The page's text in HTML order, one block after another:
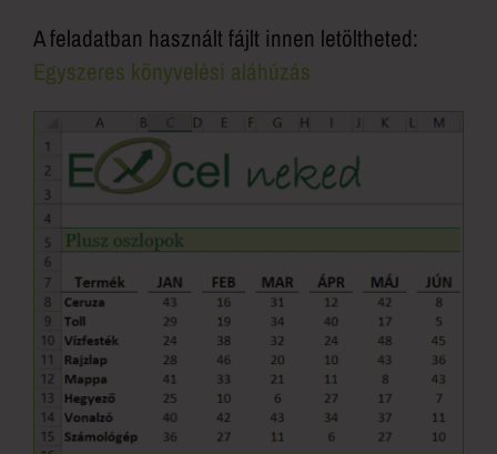
A feladatban használt fájlt innen letöltheted:
Egyszeres könyvelési aláhúzás